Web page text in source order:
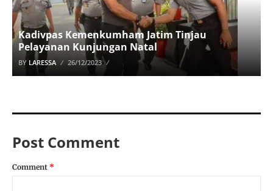
Kadivpas Kemenkumham Jatim Tinjau
Pelayanan Kunjungan Natal
BY LARESSA 26/12/2023
Post Comment
Comment *